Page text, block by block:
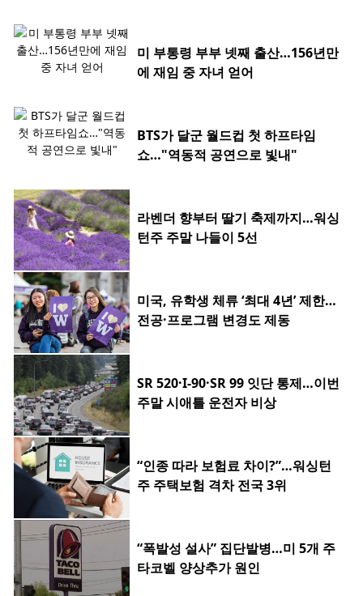
미 부통령 부부 넷째 출산…156년만
에 재임 중 자녀 얻어
BTS가 달군 월드컵 첫 하프타임
쇼…"역동적 공연으로 빛내"
라벤더 향부터 딸기 축제까지…워싱
턴주 주말 나들이 5선
미국, 유학생 체류 ‘최대 4년’ 제한…
전공·프로그램 변경도 제동
SR 520·I-90·SR 99 잇단 통제…이번
주말 시애틀 운전자 비상
“인종 따라 보험료 차이?”…워싱턴
주 주택보험 격차 전국 3위
“폭발성 설사” 집단발병…미 5개 주
타코벨 양상추가 원인